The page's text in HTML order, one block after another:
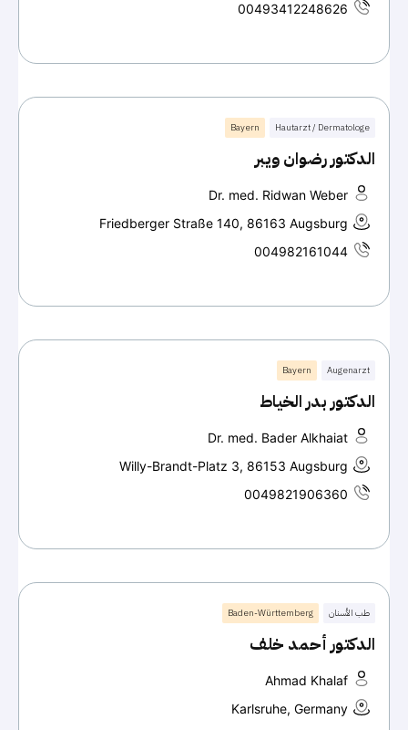
00493412248626
Hautarzt / Dermatologe
Bayern
الدكتور رضوان ويبر
Dr. med. Ridwan Weber
Friedberger Straße 140, 86163 Augsburg
004982161044
Augenarzt
Bayern
الدكتور بدر الخياط
Dr. med. Bader Alkhaiat
Willy-Brandt-Platz 3, 86153 Augsburg
0049821906360
طب الأسنان Baden-Württemberg
الدكتور أحمد خلف
Ahmad Khalaf
Karlsruhe, Germany